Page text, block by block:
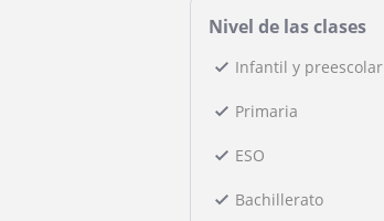
Nivel de las clases
Infantil y preescolar
Primaria
ESO
Bachillerato